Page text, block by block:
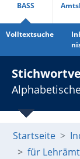
BASS
Volltextsuche
Startseite
für